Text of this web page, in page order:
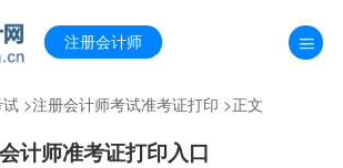
注册会计师
>注册会计师考试准考证打印 >正文
计师准考证打印入口